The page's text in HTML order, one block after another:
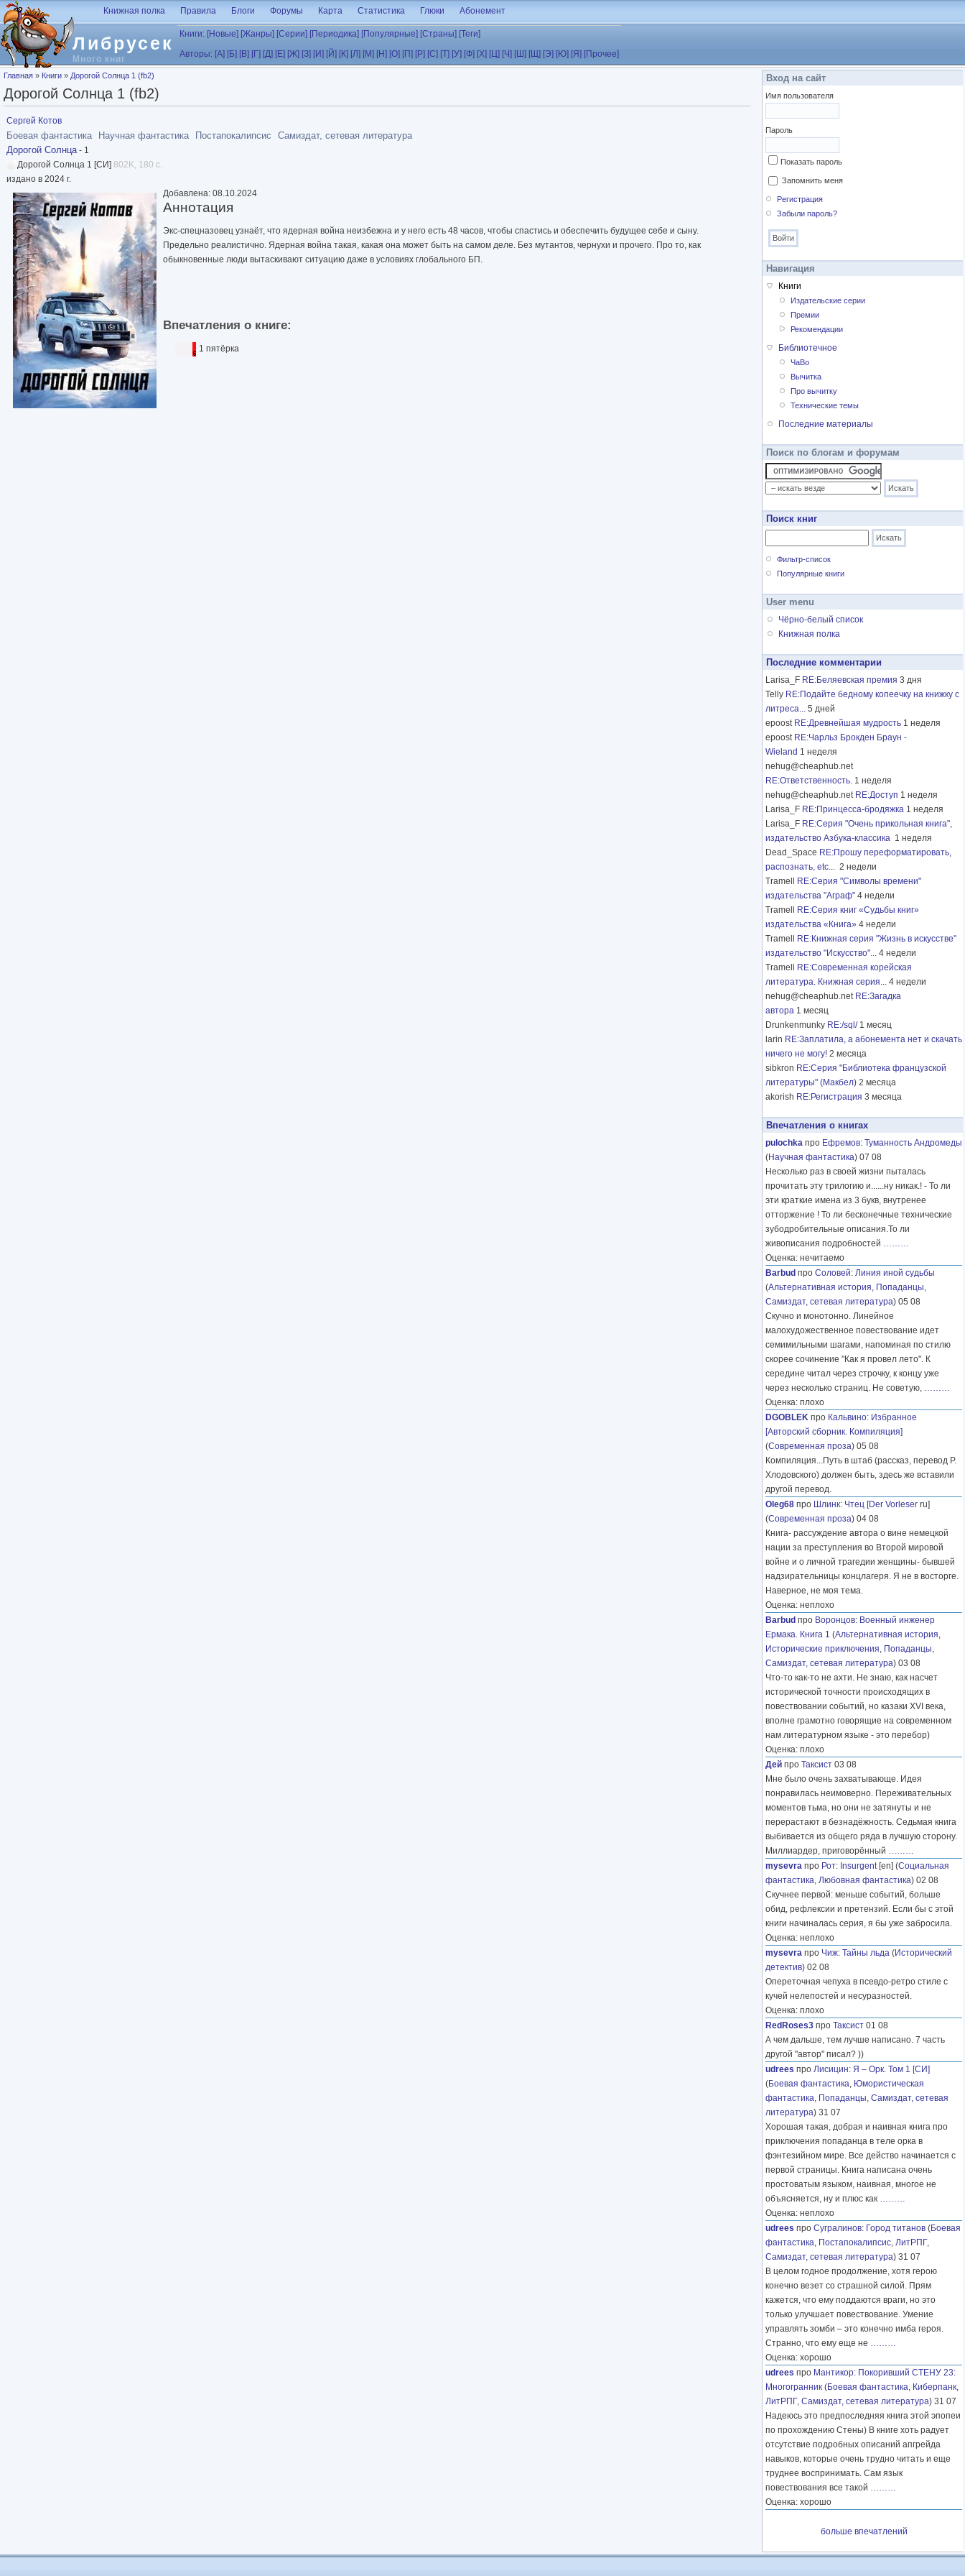
Перейти к основному содержанию
Либрусек
Много книг
Книжная полка Правила Блоги Форумы Карта Статистика Глюки Абонемент
Книги: [Новые] [Жанры] [Серии] [Периодика] [Популярные] [Страны] [Теги]
Авторы: [А] [Б] [В] [Г] [Д] [Е] [Ж] [З] [И] [Й] [К] [Л] [М] [Н] [О] [П] [Р] [С] [Т] [У] [Ф] [Х] [Ц] [Ч] [Ш] [Щ] [Э] [Ю] [Я] [Прочее]
Вы здесь
Главная » Книги » Дорогой Солнца 1 (fb2)
Дорогой Солнца 1 (fb2)
Сергей Котов
Боевая фантастика Научная фантастика Постапокалипсис
Самиздат, сетевая литература
Дорогой Солнца- 1
Дорогой Солнца 1 [СИ] 802K, 180 с.
издано в 2024 г.
Добавлена: 08.10.2024
Аннотация
Экс-спецназовец узнаёт, что ядерная война неизбежна и у него есть 48 часов, чтобы спастись и обеспечить будущее себе и сыну.
Предельно реалистично. Ядерная война такая, какая она может быть на самом деле. Без мутантов, чернухи и прочего. Про то, как
обыкновенные люди вытаскивают ситуацию даже в условиях глобального БП.
Впечатления о книге:
1 пятёрка
Вход на сайт
Имя пользователя
Пароль
Показать пароль
Запомнить меня
Регистрация
Забыли пароль?
Навигация
Книги
Издательские серии
Премии
Рекомендации
Библиотечное
ЧаВо
Вычитка
Про вычитку
Технические темы
Последние материалы
Поиск по блогам и форумам
Поиск книг
Фильтр-список
Популярные книги
User menu
Чёрно-белый список
Книжная полка
Последние комментарии
Larisa_F RE:Беляевская премия 3 дня
Telly RE:Подайте бедному копеечку на книжку с
литреса... 5 дней
epoost RE:Древнейшая мудрость 1 неделя
epoost RE:Чарльз Брокден Браун -
Wieland 1 неделя
nehug@cheaphub.net
RE:Ответственность. 1 неделя
nehug@cheaphub.net RE:Доступ 1 неделя
Larisa_F RE:Принцесса-бродяжка 1 неделя
Larisa_F RE:Серия "Очень прикольная книга",
издательство Азбука-классика 1 неделя
Dead_Space RE:Прошу переформатировать,
распознать, etc... 2 недели
Tramell
RE:Серия "Символы времени"
издательства "Аграф" 4 недели
Tramell
RE:Серия книг «Судьбы книг»
издательства «Книга» 4 недели
Tramell
RE:Книжная серия "Жизнь в искусстве"
издательство "Искусство"... 4 недели
Tramell
RE:Современная корейская
литература. Книжная серия... 4 недели
nehug@cheaphub.net RE:Загадка
автора 1 месяц
Drunkenmunky RE:/sql/ 1 месяц
larin RE:Заплатила, а абонемента нет и скачать
ничего не могу! 2 месяца
sibkron RE:Серия "Библиотека французской
литературы" (Макбел) 2 месяца
akorish RE:Регистрация 3 месяца
Впечатления о книгах
pulochka про Ефремов: Туманность Андромеды
(Научная фантастика) 07 08
Несколько раз в своей жизни пыталась
прочитать эту трилогию и......ну никак.! - То ли
эти краткие имена из 3 букв, внутренее
отторжение ! То ли бесконечные технические
зубодробительные описания.То ли
живописания подробностей ………
Оценка: нечитаемо
Barbud про Соловей: Линия иной судьбы
(Альтернативная история, Попаданцы,
Самиздат, сетевая литература) 05 08
Скучно и монотонно. Линейное
малохудожественное повествование идет
семимильными шагами, напоминая по стилю
скорее сочинение "Как я провел лето". К
середине читал через строчку, к концу уже
через несколько страниц. Не советую, ………
Оценка: плохо
DGOBLEK про Кальвино: Избранное
[Авторский сборник. Компиляция]
(Современная проза) 05 08
Компиляция...Путь в штаб (рассказ, перевод Р.
Хлодовского) должен быть, здесь же вставили
другой перевод.
Oleg68 про Шлинк: Чтец [Der Vorleser ru]
(Современная проза) 04 08
Книга- рассуждение автора о вине немецкой
нации за преступления во Второй мировой
войне и о личной трагедии женщины- бывшей
надзирательницы концлагеря. Я не в восторге.
Наверное, не моя тема.
Оценка: неплохо
Barbud про Воронцов: Военный инженер
Ермака. Книга 1 (Альтернативная история,
Исторические приключения, Попаданцы,
Самиздат, сетевая литература) 03 08
Что-то как-то не ахти. Не знаю, как насчет
исторической точности происходящих в
повествовании событий, но казаки XVI века,
вполне грамотно говорящие на современном
нам литературном языке - это перебор)
Оценка: плохо
Дей про Таксист 03 08
Мне было очень захватывающе. Идея
понравилась неимоверно. Переживательных
моментов тьма, но они не затянуты и не
перерастают в безнадёжность. Седьмая книга
выбивается из общего ряда в лучшую сторону.
Миллиардер, приговорённый ………
mysevra про Рот: Insurgent[en] (Социальная
фантастика, Любовная фантастика) 02 08
Скучнее первой: меньше событий, больше
обид, рефлексии и претензий. Если бы с этой
книги начиналась серия, я бы уже забросила.
Оценка: неплохо
mysevra про Чиж: Тайны льда (Исторический
детектив) 02 08
Опереточная чепуха в псевдо-ретро стиле с
кучей нелепостей и несуразностей.
Оценка: плохо
RedRoses3 про Таксист 01 08
А чем дальше, тем лучше написано. 7 часть
другой "автор" писал? ))
udrees про Лисицин: Я – Орк. Том 1 [СИ]
(Боевая фантастика, Юмористическая
фантастика, Попаданцы, Самиздат, сетевая
литература) 31 07
Хорошая такая, добрая и наивная книга про
приключения попаданца в теле орка в
фэнтезийном мире. Все действо начинается с
первой страницы. Книга написана очень
простоватым языком, наивная, многое не
объясняется, ну и плюс как ………
Оценка: неплохо
udrees про Сугралинов: Город титанов (Боевая
фантастика, Постапокалипсис, ЛитРПГ,
Самиздат, сетевая литература) 31 07
В целом годное продолжение, хотя герою
конечно везет со страшной силой. Прям
кажется, что ему поддаются враги, но это
только улучшает повествование. Умение
управлять зомби – это конечно имба героя.
Странно, что ему еще не ………
Оценка: хорошо
udrees про Мантикор: Покоривший СТЕНУ 23:
Многогранник (Боевая фантастика, Киберпанк,
ЛитРПГ, Самиздат, сетевая литература) 31 07
Надеюсь это предпоследняя книга этой эпопеи
по прохождению Стены) В книге хоть радует
отсутствие подробных описаний апгрейда
навыков, которые очень трудно читать и еще
труднее воспринимать. Сам язык
повествования все такой ………
Оценка: хорошо
больше впечатлений